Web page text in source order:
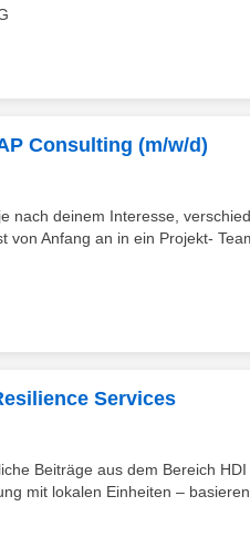
Consulting (m/w/d)
nach deinem Interesse,
Anfang an in ein Projekt-
Services
Beiträge aus dem Bereich HDI
mit lokalen Einheiten –